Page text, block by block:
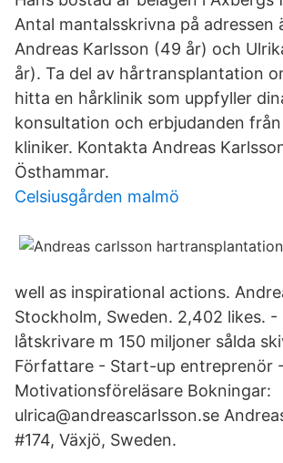
Antal mantalsskrivna på adressen
Andreas Karlsson (49 år) och
år). Ta del av hårtransplantation
hitta en hårklinik som uppfyller
konsultation och erbjudanden
kliniker. Kontakta Andreas
Östhammar.
Celsiusgården malmö
well as inspirational actions.
Stockholm, Sweden. 2,402 likes. -
låtskrivare m 150 miljoner sålda
Författare - Start-up entreprenör -
Motivationsföreläsare Bokningar:
ulrica@andreascarlsson.se
#174, Växjö, Sweden.